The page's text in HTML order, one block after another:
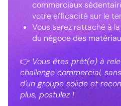
commerciaux
votre efficacité sur le
Vous serez rattaché à la
du négoce des
👉 Vous êtes prêt(e) à
challenge commercial,
d'un groupe solide et
plus, postulez !